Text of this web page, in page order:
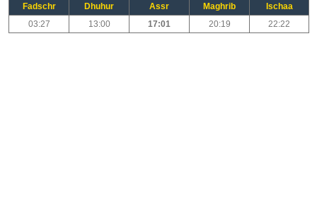
Fadschr Dhuhur Assr Maghrib
Ischaa
03:27
13:00 17:01 20:19 22:22